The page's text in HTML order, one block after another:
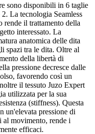
sono disponibili in 6 taglie
La tecnologia Seamless
rende il trattamento della
interessato. La
anatomica delle dita
spazi tra le dita. Oltre al
della libertà di
pressione decresce dalle
favorendo così un
il tessuto Juzo Expert
utilizzata per la sua
(stiffness). Questa
un'elevata pressione di
al movimento, rende i
efficaci.